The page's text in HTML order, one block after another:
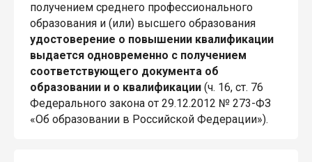
получением среднего профессионального
образования и (или) высшего образования
удостоверение о повышении квалификации
выдается одновременно с получением
соответствующего документа об
образовании и о квалификации (ч. 16, ст. 76
Федерального закона от 29.12.2012 № 273-ФЗ
«Об образовании в Российской Федерации»).